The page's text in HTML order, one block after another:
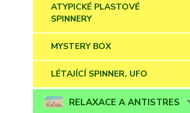
ATYPICKÉ PLASTOVÉ
SPINNERY
MYSTERY BOX
LÉTAJÍCÍ SPINNER, UFO
RELAXACE A ANTISTRES